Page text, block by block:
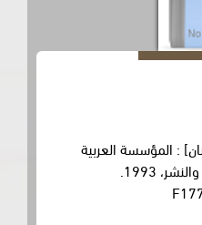
العربية